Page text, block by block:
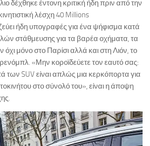
δέχθηκε έντονη κριτική ήδη πριν από την
λέσχη 40 Millions
ήδη υπογραφές για ένα ψήφισμα κατά
στάθμευσης για τα βαρέα οχήματα, τα
όχι μόνο στο Παρίσι αλλά και στη Λιόν, το
«Μην κοροϊδεύετε τον εαυτό σας:
των SUV είναι απλώς μια κερκόπορτα για
στο σύνολό του», είναι η άποψη